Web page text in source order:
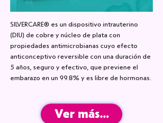
SILVERCARE® es un dispositivo intrauterino
(DIU) de cobre y núcleo de plata con
propiedades antimicrobianas cuyo efecto
anticonceptivo reversible con una duración de
5 años, seguro y efectivo, que previene el
embarazo en un 99.8% y es libre de hormonas.
Ver más...